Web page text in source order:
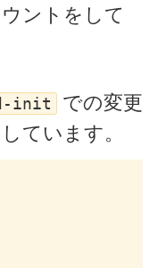
ントをして
init での変更
ています。